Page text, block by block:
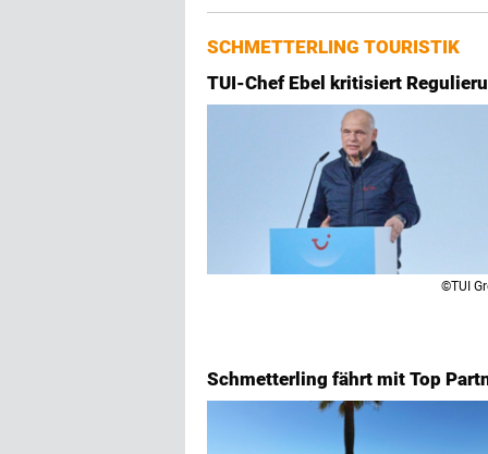
SCHMETTERLING TOURISTIK
TUI-Chef Ebel kritisiert
©TUI
Schmetterling fährt mit Top